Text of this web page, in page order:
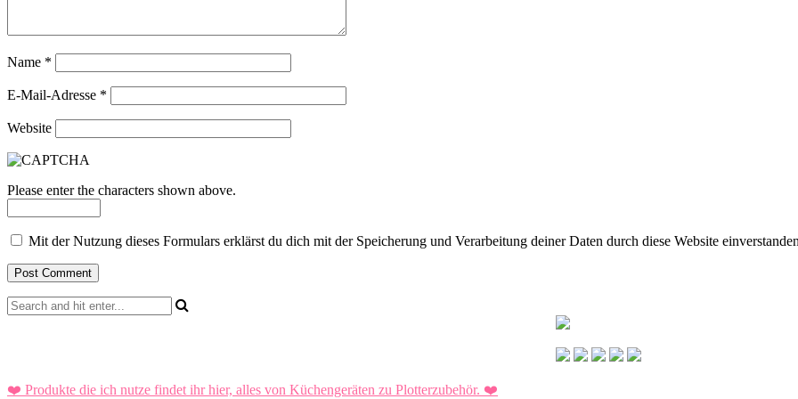
Name *
E-Mail-Adresse *
Website
Please enter the characters shown above.
Mit der Nutzung dieses Formulars erklärst du dich mit der Speicherung und Verarbeitung deiner Daten durch diese Website
❤️ Produkte die ich nutze findet ihr hier, alles von Küchengeräten zu Plotterzubehör. ❤️